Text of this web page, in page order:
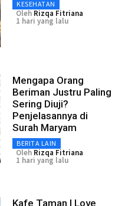
KESEHATAN
Oleh Rizqa Fitriana
1 hari yang lalu
Mengapa Orang
Beriman Justru Paling
Sering Diuji?
Penjelasannya di
Surah Maryam
BERITA LAIN
Oleh Rizqa Fitriana
1 hari yang lalu
Kafe Taman I Love